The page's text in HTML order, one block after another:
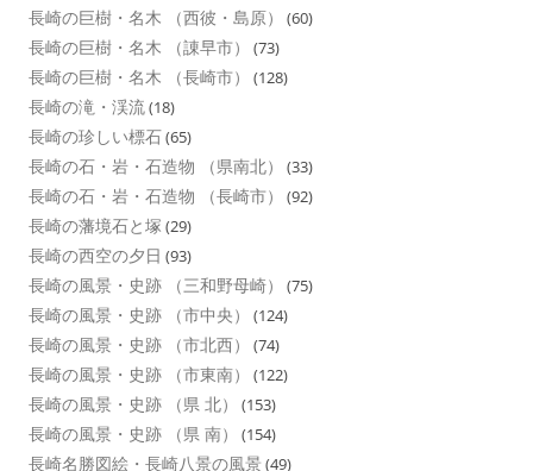
長崎の巨樹・名木 （西彼・島原） (60)
長崎の巨樹・名木 （諌早市） (73)
長崎の巨樹・名木 （長崎市） (128)
長崎の滝・渓流(18)
長崎の珍しい標石(65)
長崎の石・岩・石造物 （県南北） (33)
長崎の石・岩・石造物 （長崎市） (92)
長崎の藩境石と塚 (29)
長崎の西空の夕日 (93)
長崎の風景・史跡 （三和野母崎） (75)
長崎の風景・史跡 （市中央） (124)
長崎の風景・史跡 （市北西） (74)
長崎の風景・史跡 （市東南） (122)
長崎の風景・史跡 （県 北） (153)
長崎の風景・史跡 （県 南） (154)
長崎名勝図絵・長崎八景の風景 (49)